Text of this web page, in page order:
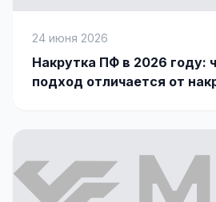
24 июня 2026
Накрутка ПФ в 2026 году:
подход отличается от